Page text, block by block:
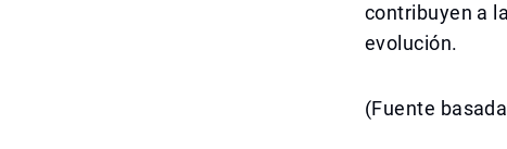
contribuyen a
evolución.
(Fuente